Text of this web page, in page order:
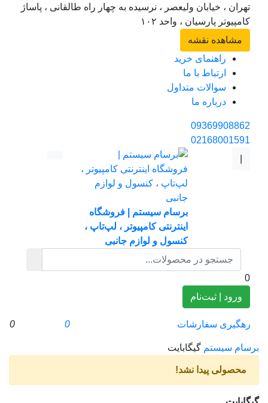
تهران ، خیابان ولیعصر ، نرسیده به چهار راه طالقانی ، پاساژ
کامپیوتر پارسیان ، واحد ۱۰۲
مشاهده نقشه
راهنمای خرید
ارتباط با ما
سوالات متداول
درباره ما
09369908862
02168001591
برسام سیستم | فروشگاه
اینترنتی کامپیوتر ، لپ‌تاپ ،
کنسول و لوازم جانبی
ورود | ثبت‌نام
رهگیری سفارشات
برسام سیستمگیگابایت
محصولی پیدا نشد!